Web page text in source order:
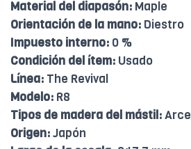
Material del diapasón: Maple
Orientación de la mano: Diestro
Impuesto interno: 0 %
Condición del ítem: Usado
Línea: The Revival
Modelo: R8
Tipos de madera del mástil:Arce
Origen:Japón